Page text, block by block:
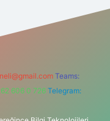
Teams:
606 0 726 Telegram: